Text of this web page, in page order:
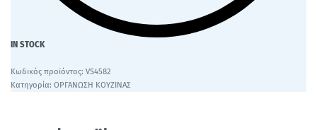
IN STOCK
VS4582
Κατηγορία: ΟΡΓΑΝΩΣΗ ΚΟΥΖΙΝΑΣ